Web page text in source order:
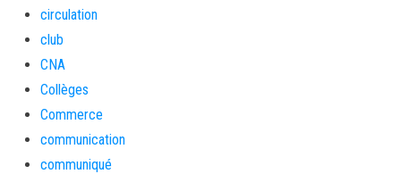
circulation
club
CNA
Collèges
Commerce
communication
communiqué